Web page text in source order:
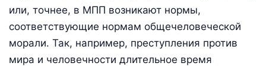
или, точнее, в МПП возникают нормы,
соответствующие нормам общечеловеческой
морали. Так, например, преступления против
мира и человечности длительное время